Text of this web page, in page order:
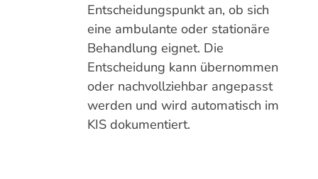
Entscheidungspunkt an, ob sich
eine ambulante oder stationäre
Behandlung eignet. Die
Entscheidung kann übernommen
oder nachvollziehbar angepasst
werden und wird automatisch im
KIS dokumentiert.